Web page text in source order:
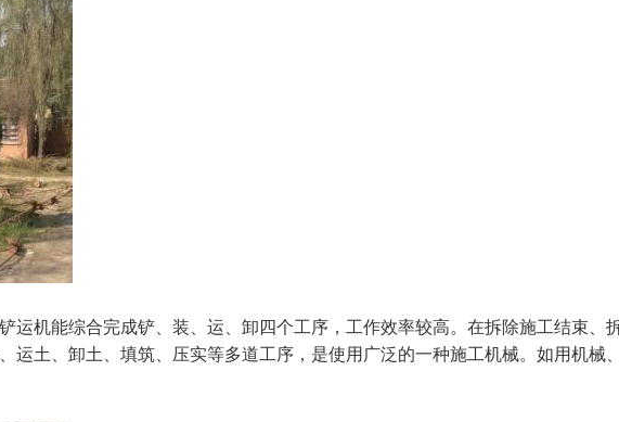
运机能综合完成铲、装、运、卸四个工序，工作效率较高。在拆除施工结束、
运土、卸土、填筑、压实等多道工序，是使用广泛的一种施工机械。如用机械